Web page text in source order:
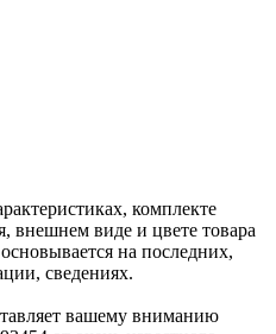
комплекте
внешнем виде и цвете товара
на последних,
сведениях.
вашему вниманию